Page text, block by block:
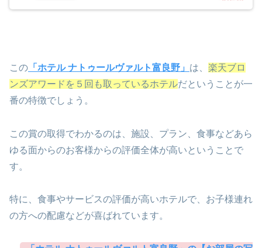
この 「ホテル ナトゥールヴァルト富良野」 は、 楽天ブロ
ンズアワードを５回も取っているホテルだということが一
番の特徴でしょう。
この賞の取得でわかるのは、施設、プラン、食事などあら
ゆる面からのお客様からの評価全体が高いということで
す。
特に、食事やサービスの評価が高いホテルで、お子様連れ
の方への配慮などが喜ばれています。